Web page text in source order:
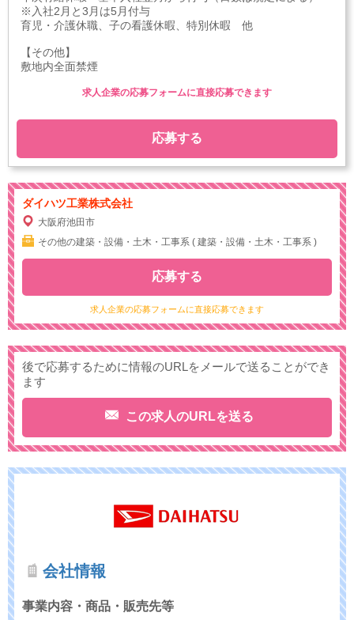
※入社2月と3月は5月付与
育児・介護休職、子の看護休暇、特別休暇 他
【その他】
敷地内全面禁煙
応募する
求人企業の応募フォームに直接応募できます
ダイハツ工業株式会社
大阪府池田市
その他の建築・設備・土木・工事系 ( 建築・設備・土木・工事系 )
求人企業の応募フォームに直接応募できます
応募する
後で応募するために情報のURLをメールで送ることができ
ます
この求人のURLを送る
会社情報
事業内容・商品・販売先等